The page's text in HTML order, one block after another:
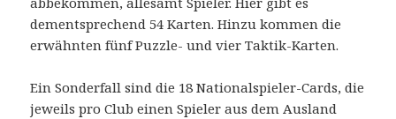
dementsprechend 54 Karten. Hinzu kommen die
erwähnten fünf Puzzle- und vier Taktik-Karten.
Ein Sonderfall sind die 18 Nationalspieler-Cards, die
jeweils pro Club einen Spieler aus dem Ausland